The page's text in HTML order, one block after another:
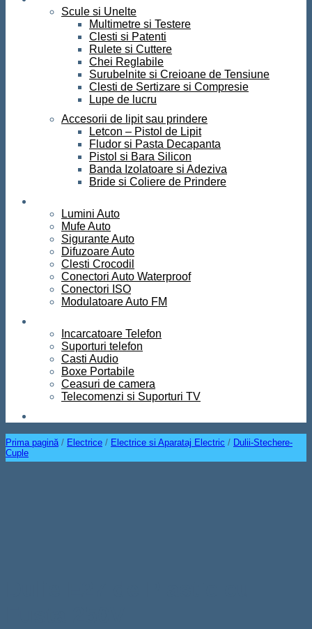
Scule si Unelte
Multimetre si Testere
Clesti si Patenti
Rulete si Cuttere
Chei Reglabile
Surubelnite si Creioane de Tensiune
Clesti de Sertizare si Compresie
Lupe de lucru
Accesorii de lipit sau prindere
Letcon – Pistol de Lipit
Fludor si Pasta Decapanta
Pistol si Bara Silicon
Banda Izolatoare si Adeziva
Bride si Coliere de Prindere
Lumini Auto
Mufe Auto
Sigurante Auto
Difuzoare Auto
Clesti Crocodil
Conectori Auto Waterproof
Conectori ISO
Modulatoare Auto FM
Incarcatoare Telefon
Suporturi telefon
Casti Audio
Boxe Portabile
Ceasuri de camera
Telecomenzi si Suporturi TV
Prima pagină / Electrice / Electrice si Aparataj Electric / Dulii-Stechere-
Cuple